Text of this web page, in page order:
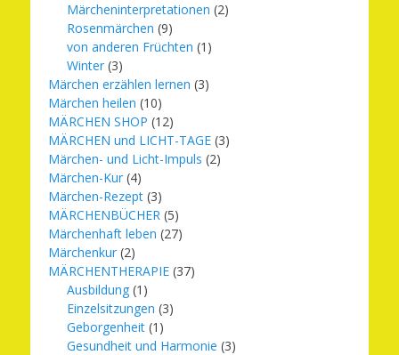
Märcheninterpretationen (2)
Rosenmärchen (9)
von anderen Früchten (1)
Winter (3)
Märchen erzählen lernen (3)
Märchen heilen (10)
MÄRCHEN SHOP (12)
MÄRCHEN und LICHT-TAGE (3)
Märchen- und Licht-Impuls (2)
Märchen-Kur (4)
Märchen-Rezept (3)
MÄRCHENBÜCHER (5)
Märchenhaft leben (27)
Märchenkur (2)
MÄRCHENTHERAPIE (37)
Ausbildung (1)
Einzelsitzungen (3)
Geborgenheit (1)
Gesundheit und Harmonie (3)